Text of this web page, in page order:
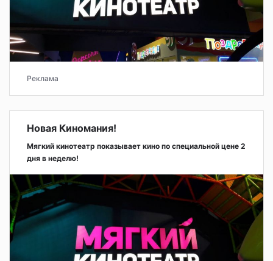
Реклама
Новая Киномания!
Мягкий кинотеатр показывает кино по специальной цене 2
дня в неделю!